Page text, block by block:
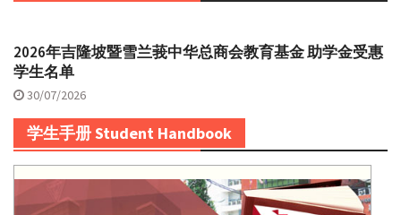
2026年吉隆坡暨雪兰莪中华总商会教育基金 助学金受惠
学生名单
30/07/2026
学生手册 Student Handbook